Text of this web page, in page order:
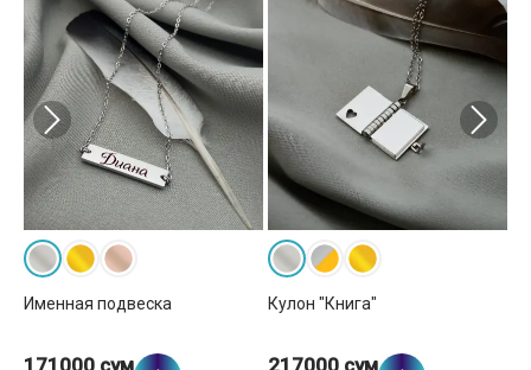
Именная подвеска
171000 сум
Кулон "Книга"
217000 сум